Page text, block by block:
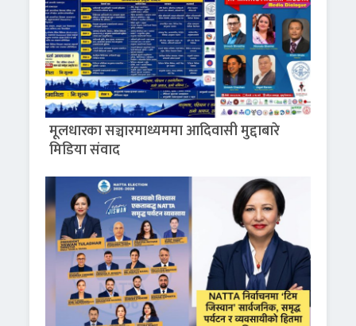
मूलधारका सञ्चारमाध्यममा आदिवासी मुद्दाबारे
मिडिया संवाद